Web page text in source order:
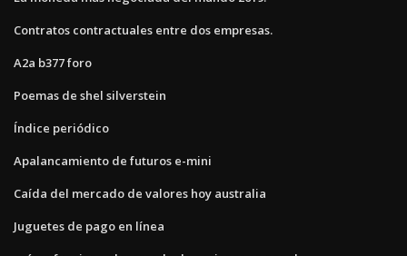
Contratos contractuales entre dos empresas.
A2a b377 foro
Poemas de shel silverstein
Índice periódico
Apalancamiento de futuros e-mini
Caída del mercado de valores hoy australia
Juguetes de pago en línea